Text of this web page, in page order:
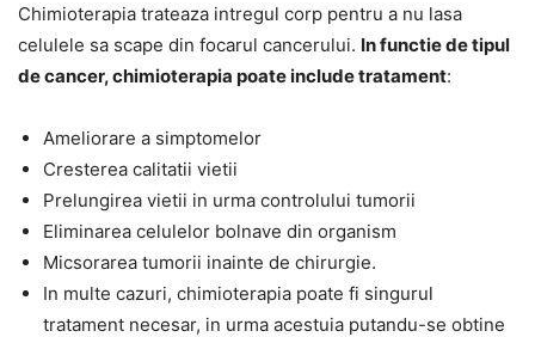
Chimioterapia trateaza intregul corp pentru a nu lasa
celulele sa scape din focarul cancerului. In functie de tipul
de cancer, chimioterapia poate include tratament:
Ameliorare a simptomelor
Cresterea calitatii vietii
Prelungirea vietii in urma controlului tumorii
Eliminarea celulelor bolnave din organism
Micsorarea tumorii inainte de chirurgie.
In multe cazuri, chimioterapia poate fi singurul
tratament necesar, in urma acestuia putandu-se obtine